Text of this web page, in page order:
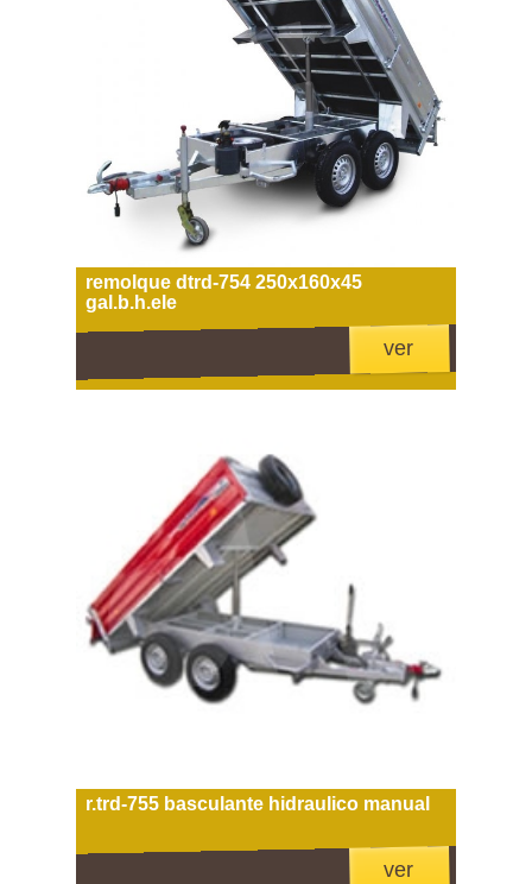
remolque dtrd-754 250x160x45
gal.b.h.ele
ver
r.trd-755 basculante hidraulico manual
ver